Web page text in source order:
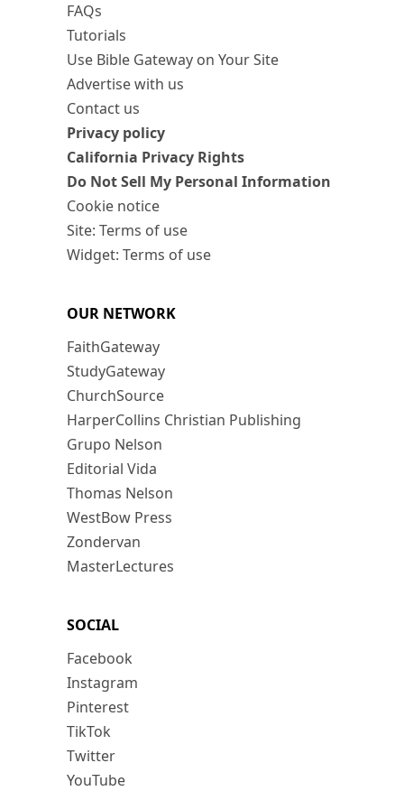
FAQs
Tutorials
Use Bible Gateway on Your Site
Advertise with us
Contact us
Privacy policy
California Privacy Rights
Do Not Sell My Personal Information
Cookie notice
Site: Terms of use
Widget: Terms of use
OUR NETWORK
FaithGateway
StudyGateway
ChurchSource
HarperCollins Christian Publishing
Grupo Nelson
Editorial Vida
Thomas Nelson
WestBow Press
Zondervan
MasterLectures
SOCIAL
Facebook
Instagram
Pinterest
TikTok
Twitter
YouTube